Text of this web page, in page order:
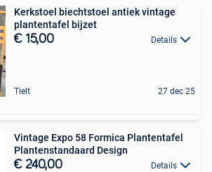
Kerkstoel biechtstoel antiek vintage
plantentafel bijzet
€ 15,00 Details
Tielt 27 dec 25
Vintage Expo 58 Formica Plantentafel
Plantenstandaard Design
€ 240,00 Details